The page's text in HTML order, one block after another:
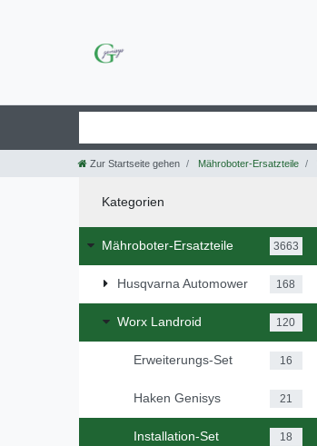
Zur Startseite gehen Mähroboter-Ersatzteile
Kategorien
Mähroboter-Ersatzteile 3663
Husqvarna Automower 168
Worx Landroid 120
Erweiterungs-Set 16
Haken Genisys 21
Installation-Set 18